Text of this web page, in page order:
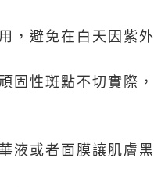
，避免在白天因紫外
固性斑點不切實際，
液或者面膜讓肌膚黑